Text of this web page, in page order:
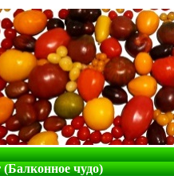
чудо)